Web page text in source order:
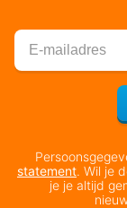
statement. Wil je
je je altijd